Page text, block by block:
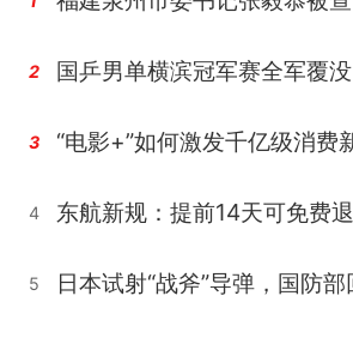
2 国乒男单横滨冠军赛全军覆没
3
4
5